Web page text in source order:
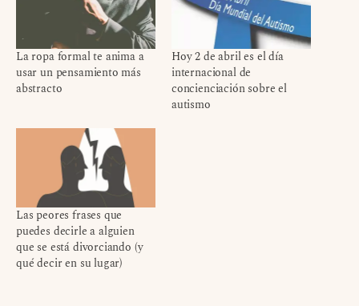
La ropa formal te anima a
usar un pensamiento más
abstracto
Hoy 2 de abril es el día
internacional de
concienciación sobre el
autismo
Las peores frases que
puedes decirle a alguien
que se está divorciando (y
qué decir en su lugar)